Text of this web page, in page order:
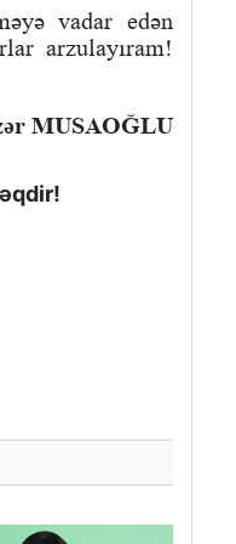
vadar edən
arzulayıram!
MUSAOĞLU